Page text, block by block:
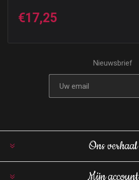
€17,25
Nieuwsbrief
Ons verhaal
Mijn account